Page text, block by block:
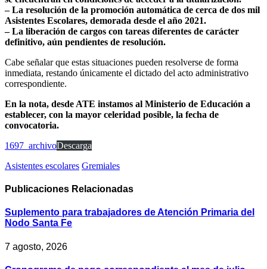
– La resolución de la promoción automática de cerca de dos mil
Asistentes Escolares, demorada desde el año 2021.
– La liberación de cargos con tareas diferentes de carácter
definitivo, aún pendientes de resolución.
Cabe señalar que estas situaciones pueden resolverse de forma
inmediata, restando únicamente el dictado del acto administrativo
correspondiente.
En la nota, desde ATE instamos al Ministerio de Educación a
establecer, con la mayor celeridad posible, la fecha de
convocatoria.
1697_archivoDescarga
Asistentes escolares Gremiales
Publicaciones Relacionadas
Suplemento para trabajadores de Atención Primaria del
Nodo Santa Fe
7 agosto, 2026